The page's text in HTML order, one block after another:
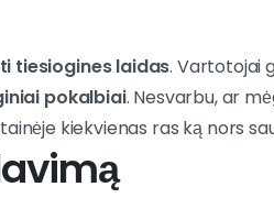
tiesiogines laidas. Vartotojai
pokalbiai. Nesvarbu, ar
kiekvienas ras ką nors